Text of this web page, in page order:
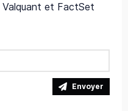
Valquant et FactSet
Envoyer